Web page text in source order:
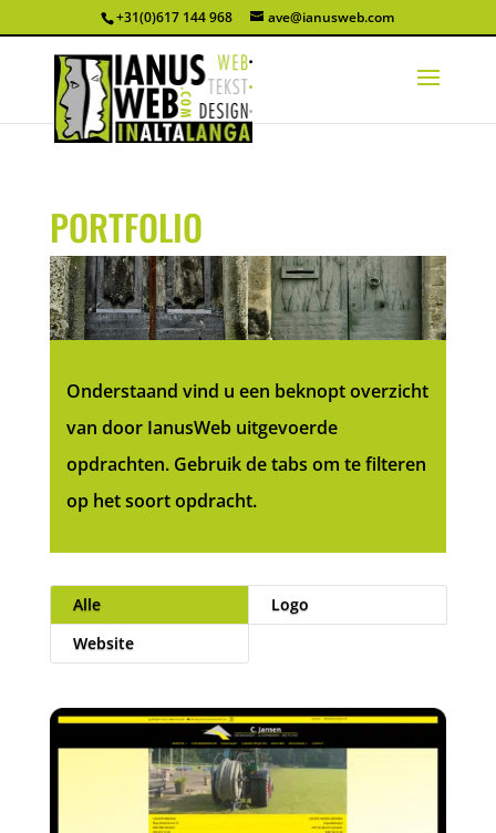
+31(0)617 144 968 ave@ianusweb.com
PORTFOLIO
Onderstaand vind u een beknopt overzicht
van door IanusWeb uitgevoerde
opdrachten. Gebruik de tabs om te filteren
op het soort opdracht.
Alle
Logo
Website